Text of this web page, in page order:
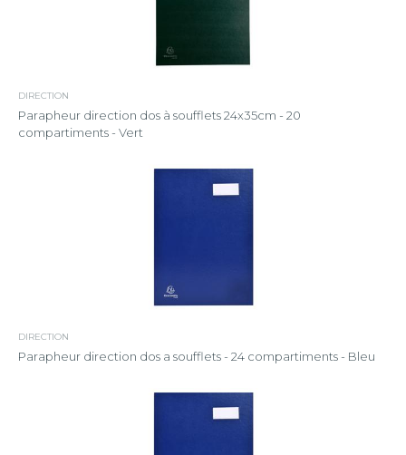
DIRECTION
Parapheur direction dos à soufflets 24x35cm - 20
compartiments - Vert
DIRECTION
Parapheur direction dos a soufflets - 24 compartiments - Bleu